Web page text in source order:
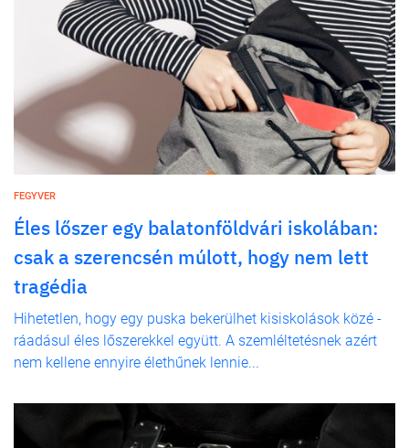
FEGYVER
Éles lőszer egy balatonföldvári iskolában:
csak a szerencsén múlott, hogy nem lett
tragédia
Hihetetlen, hogy egy puska bekerülhet kisiskolások közé -
ráadásul éles lőszerekkel együtt. A szemléltetésnek azért
nem kellene ennyire élethűnek lennie...